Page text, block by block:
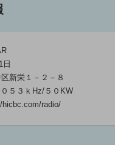
日
新栄１－２－８
５３ｋHz/５０KW
hicbc.com/radio/